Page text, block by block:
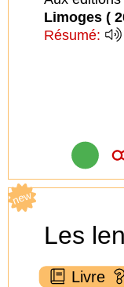
Limoges (
Résumé:
new
Les
Livre